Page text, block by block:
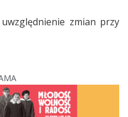
zmian przy